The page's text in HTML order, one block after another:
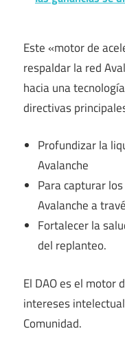
Este «motor de
respaldar la red
hacia una
directivas
Profundizar la
Avalanche
Para capturar
Avalanche a
Fortalecer la
del replanteo.
El DAO es el motor
intereses
Comunidad.